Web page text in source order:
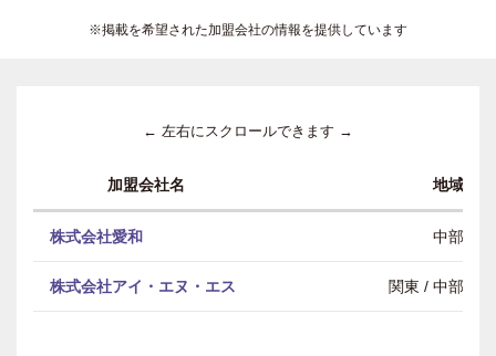
※掲載を希望された加盟会社の情報を提供しています
← 左右にスクロールできます →
加盟会社名 地域
株式会社愛和 中部
株式会社アイ・エヌ・エス 関東 / 中部 / 近